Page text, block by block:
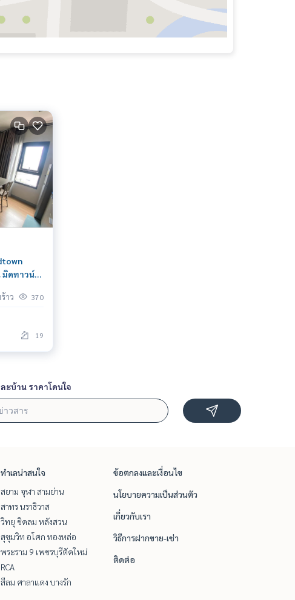
มิดทาวน์
สวย น่า
าว 370
19
ะบ้าน ราคาโดนใจ
ทำเลน่าสนใจ
สยาม จุฬา สามย่าน
สาทร นราธิวาส
วิทยุ ชิดลม หลังสวน
สุขุมวิท อโศก ทองหล่อ
พระราม 9 เพชรบุรีตัดใหม่
RCA
สีลม ศาลาแดง บางรัก
ข้อตกลงและเงื่อนไข
นโยบายความเป็นส่วนตัว
เกี่ยวกับเรา
วิธีการฝากขาย-เช่า
ติดต่อ